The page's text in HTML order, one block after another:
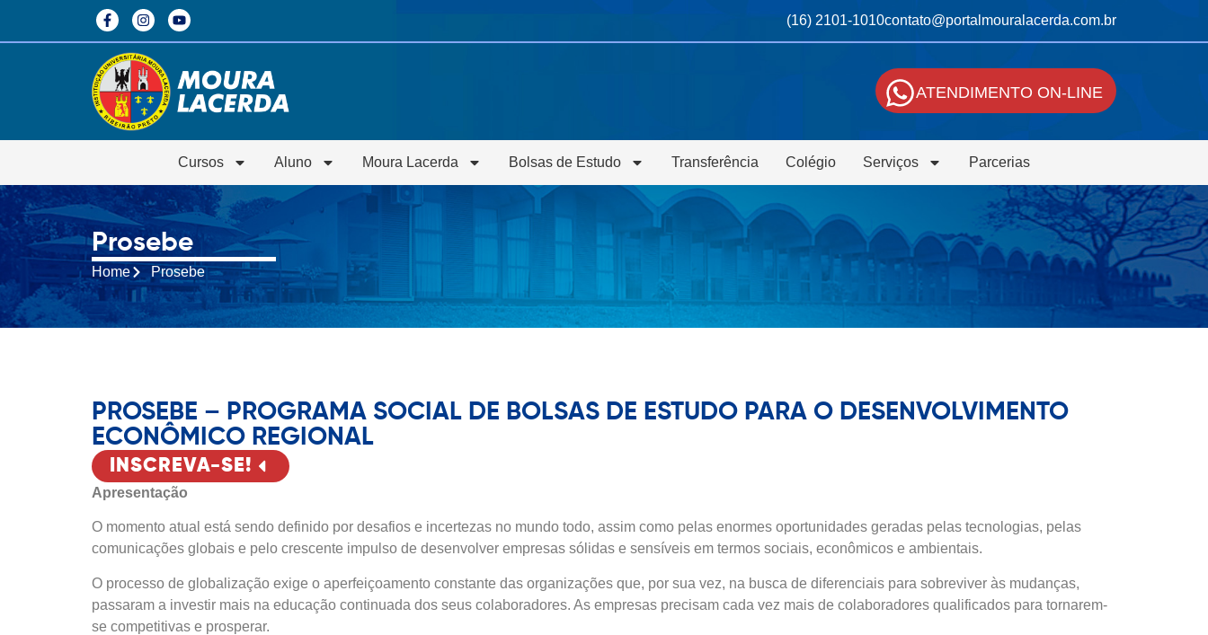
(16) 2101-1010contato@portalmouralacerda.com.br
ATENDIMENTO ON-LINE
Cursos Aluno Moura Lacerda Bolsas de Estudo Transferência Colégio Serviços Parcerias
Prosebe
Home Prosebe
PROSEBE – PROGRAMA SOCIAL DE BOLSAS DE ESTUDO PARA O DESENVOLVIMENTO
ECONÔMICO REGIONAL
INSCREVA-SE!
Apresentação
O momento atual está sendo definido por desafios e incertezas no mundo todo, assim como pelas enormes oportunidades geradas pelas tecnologias, pelas
comunicações globais e pelo crescente impulso de desenvolver empresas sólidas e sensíveis em termos sociais, econômicos e ambientais.
O processo de globalização exige o aperfeiçoamento constante das organizações que, por sua vez, na busca de diferenciais para sobreviver às mudanças,
passaram a investir mais na educação continuada dos seus colaboradores. As empresas precisam cada vez mais de colaboradores qualificados para tornarem-
se competitivas e prosperar.